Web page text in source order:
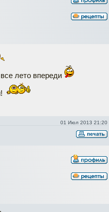
лето впереди
01 Июл 2013 21:20